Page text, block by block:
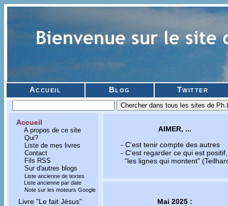
Accueil Blog Twitter
Accueil
A propos de ce site
Qui?
Liste de mes livres
Contact
Fils RSS
Sur d'autres blogs
Liste ancienne de textes
Liste ancienne par date
Note sur les moteurs Google
Livre "Le fait Jésus"
AIMER, ...
- C'est tenir compte des autres
- C'est regarder ce qui est positif,
"les lignes qui montent"
Mai 2025 :